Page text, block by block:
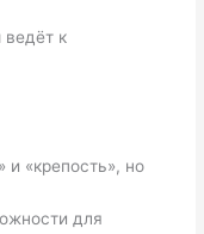
к
и «крепость», но
для